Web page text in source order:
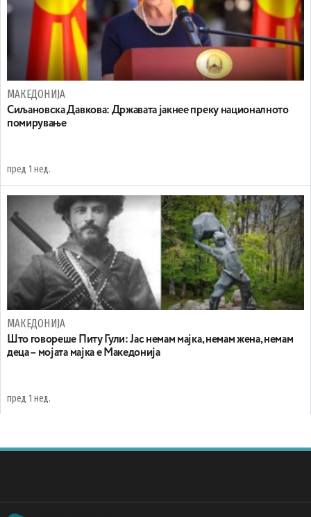
МАКЕДОНИЈА
Сиљановска Давкова: Државата јакнее преку националното
помирување
пред 1 нед.
МАКЕДОНИЈА
Што говореше Питу Гули: Јас немам мајка, немам жена, немам
деца – мојата мајка е Македонија
пред 1 нед.